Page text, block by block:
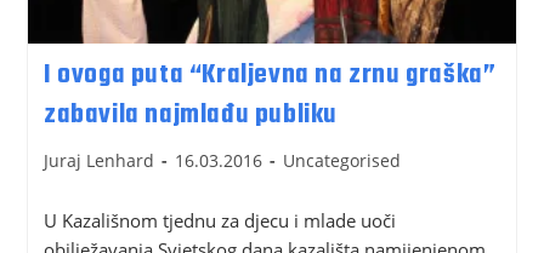
I ovoga puta “Kraljevna na zrnu graška”
zabavila najmlađu publiku
Juraj Lenhard 16.03.2016 Uncategorised
U Kazališnom tjednu za djecu i mlade uoči